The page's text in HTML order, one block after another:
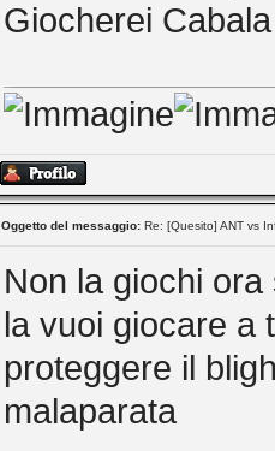
Giocherei
Oggetto del messaggio: Re: [Quesito] ANT vs
Non la giochi
la vuoi giocare a
proteggere il
malaparata